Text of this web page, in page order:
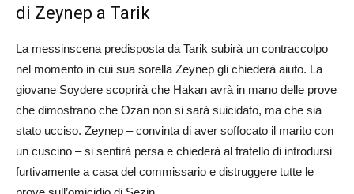
di Zeynep a Tarik
La messinscena predisposta da Tarik subirà un contraccolpo
nel momento in cui sua sorella Zeynep gli chiederà aiuto. La
giovane Soydere scoprirà che Hakan avrà in mano delle prove
che dimostrano che Ozan non si sarà suicidato, ma che sia
stato ucciso. Zeynep – convinta di aver soffocato il marito con
un cuscino – si sentirà persa e chiederà al fratello di introdursi
furtivamente a casa del commissario e distruggere tutte le